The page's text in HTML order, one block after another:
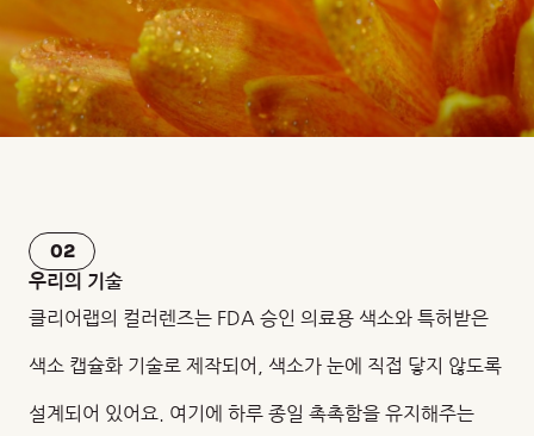
02
우리의 기술
클리어랩의 컬러렌즈는 FDA 승인 의료용 색소와 특허받은
색소 캡슐화 기술로 제작되어, 색소가 눈에 직접 닿지 않도록
설계되어 있어요. 여기에 하루 종일 촉촉함을 유지해주는